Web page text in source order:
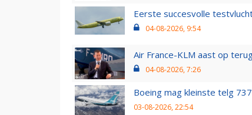
Eerste succesvolle
04-08-2026, 9:54
Air France-KLM aast op
04-08-2026, 7:26
Boeing mag kleinste telg
03-08-2026, 22:54